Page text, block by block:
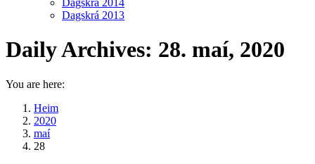
Dagskrá 2014
Dagskrá 2013
Daily Archives: 28. maí, 2020
You are here:
Heim
2020
maí
28